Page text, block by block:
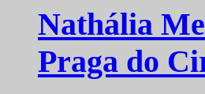
Nathália
Praga do